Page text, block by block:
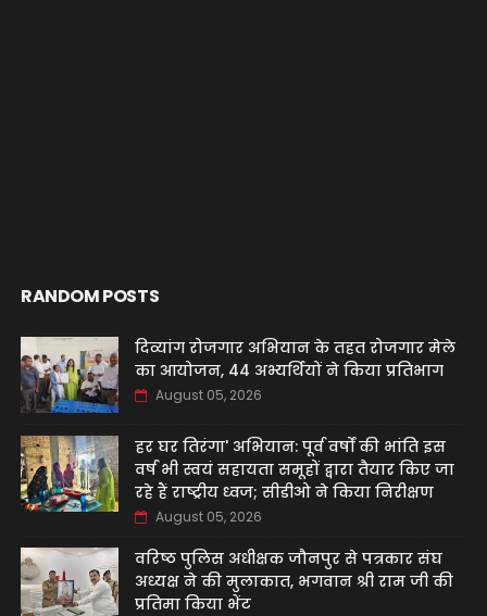
RANDOM POSTS
दिव्यांग रोजगार अभियान के तहत रोजगार मेले
का आयोजन, 44 अभ्यर्थियों ने किया प्रतिभाग
August 05, 2026
हर घर तिरंगा' अभियान: पूर्व वर्षों की भांति इस
वर्ष भी स्वयं सहायता समूहों द्वारा तैयार किए जा
रहे हैं राष्ट्रीय ध्वज; सीडीओ ने किया निरीक्षण
August 05, 2026
वरिष्ठ पुलिस अधीक्षक जौनपुर से पत्रकार संघ
अध्यक्ष ने की मुलाकात, भगवान श्री राम जी की
प्रतिमा किया भेंट